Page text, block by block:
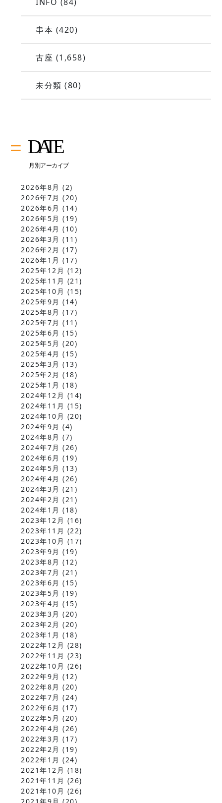
串本 (420)
古座 (1,658)
未分類 (80)
2026年8月 (2)
2026年7月 (20)
2026年6月 (14)
2026年5月 (19)
2026年4月 (10)
2026年3月 (11)
2026年2月 (17)
2026年1月 (17)
2025年12月 (12)
2025年11月 (21)
2025年10月 (15)
2025年9月 (14)
2025年8月 (17)
2025年7月 (11)
2025年6月 (15)
2025年5月 (20)
2025年4月 (15)
2025年3月 (13)
2025年2月 (18)
2025年1月 (18)
2024年12月 (14)
2024年11月 (15)
2024年10月 (20)
2024年9月 (4)
2024年8月 (7)
2024年7月 (26)
2024年6月 (19)
2024年5月 (13)
2024年4月 (26)
2024年3月 (21)
2024年2月 (21)
2024年1月 (18)
2023年12月 (16)
2023年11月 (22)
2023年10月 (17)
2023年9月 (19)
2023年8月 (12)
2023年7月 (21)
2023年6月 (15)
2023年5月 (19)
2023年4月 (15)
2023年3月 (20)
2023年2月 (20)
2023年1月 (18)
2022年12月 (28)
2022年11月 (23)
2022年10月 (26)
2022年9月 (12)
2022年8月 (20)
2022年7月 (24)
2022年6月 (17)
2022年5月 (20)
2022年4月 (26)
2022年3月 (17)
2022年2月 (19)
2022年1月 (24)
2021年12月 (18)
2021年11月 (26)
2021年10月 (26)